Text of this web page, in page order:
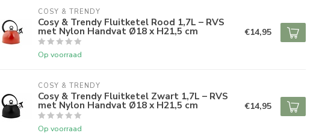
COSY & TRENDY
Cosy & Trendy Fluitketel Rood 1,7L – RVS
met Nylon Handvat Ø18 x H21,5 cm
Op voorraad
€14,95
COSY & TRENDY
Cosy & Trendy Fluitketel Zwart 1,7L – RVS
met Nylon Handvat Ø18 x H21,5 cm
Op voorraad
€14,95